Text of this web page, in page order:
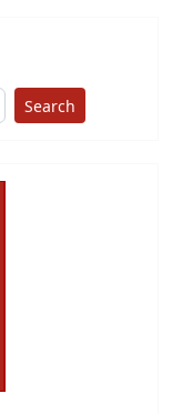
Search